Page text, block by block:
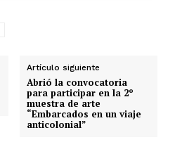
Artículo siguiente
Abrió la convocatoria
para participar en la 2º
muestra de arte
“Embarcados en un viaje
anticolonial”